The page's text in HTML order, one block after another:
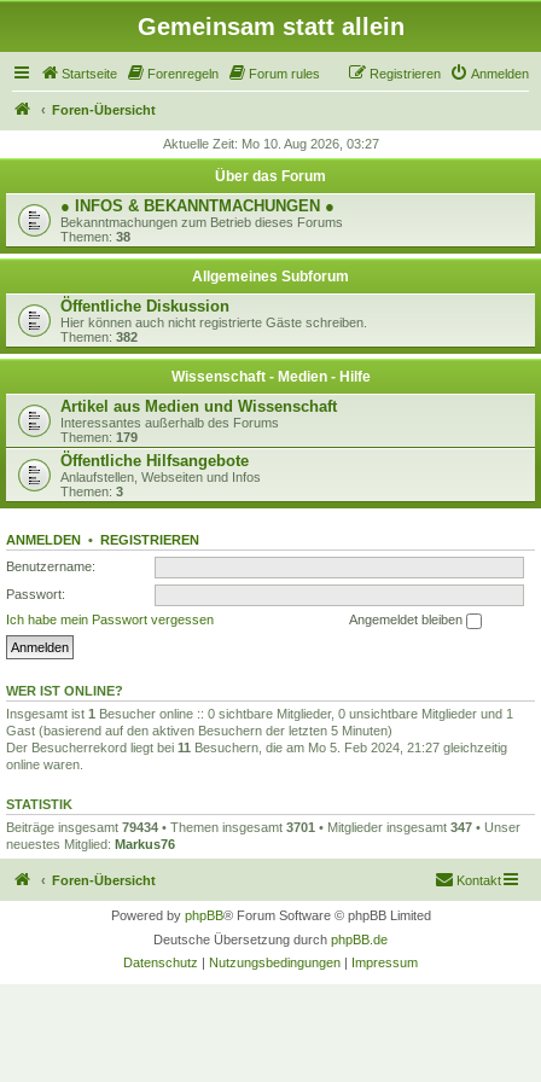
Gemeinsam statt allein
Startseite Forenregeln Forum rules Anmelden
Registrieren
Foren-Übersicht
Aktuelle Zeit: Mo 10. Aug 2026, 03:27
Über das Forum
● INFOS & BEKANNTMACHUNGEN ●
Bekanntmachungen zum Betrieb dieses Forums
Themen: 38
Allgemeines Subforum
Öffentliche Diskussion
Hier können auch nicht registrierte Gäste schreiben.
Themen: 382
Wissenschaft - Medien - Hilfe
Artikel aus Medien und Wissenschaft
Interessantes außerhalb des Forums
Themen: 179
Öffentliche Hilfsangebote
Anlaufstellen, Webseiten und Infos
Themen: 3
ANMELDEN • REGISTRIEREN
Benutzername:
Passwort:
Ich habe mein Passwort vergessen
Angemeldet bleiben
WER IST ONLINE?
Insgesamt ist 1 Besucher online :: 0 sichtbare Mitglieder, 0 unsichtbare Mitglieder und 1
Gast (basierend auf den aktiven Besuchern der letzten 5 Minuten)
Der Besucherrekord liegt bei 11 Besuchern, die am Mo 5. Feb 2024, 21:27 gleichzeitig
online waren.
STATISTIK
Beiträge insgesamt 79434 • Themen insgesamt 3701 • Mitglieder insgesamt 347 • Unser
neuestes Mitglied: Markus76
Foren-Übersicht Kontakt
Powered by phpBB® Forum Software © phpBB Limited
Deutsche Übersetzung durch phpBB.de
Datenschutz | Nutzungsbedingungen | Impressum